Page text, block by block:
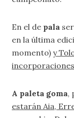
En el de pala
en la última
momento) y
incorporaciones
A paleta goma,
estarán Aia,